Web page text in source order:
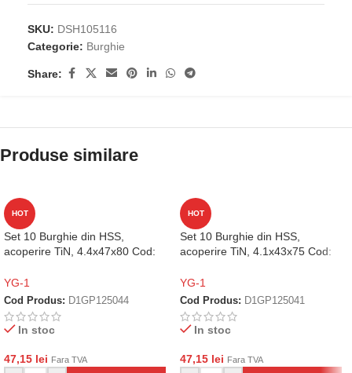
SKU: DSH105116
Categorie: Burghie
Share:
Produse similare
HOT
Set 10 Burghie din HSS,
acoperire TiN, 4.4x47x80 Cod:
YG-1
Cod Produs: D1GP125044
In stoc
47,15 lei Fara TVA
HOT
Set 10 Burghie din HSS,
acoperire TiN, 4.1x43x75 Cod:
YG-1
Cod Produs: D1GP125041
In stoc
47,15 lei Fara TVA